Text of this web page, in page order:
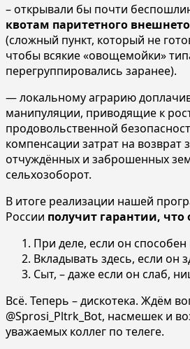
– открывали бы почти
квотам паритетного
(сложный пункт, который не
чтобы всякие «овощемойки»
перегруппировались заранее).
— локальному аграрию
манипуляции, приводящие к
продовольственной
компенсации затрат на возврат
отчуждённых и заброшенных
сельхозоборот.
В итоге реализации нашей
России получит гарантии, что
При деле, если он способен
Вкладывать здесь, если он
Сыт, – даже если он слаб,
Всё. Теперь – дискотека. Ждём
@Sprosi_Pltrk_Bot, насмешек и
уважаемых коллег по телеге.